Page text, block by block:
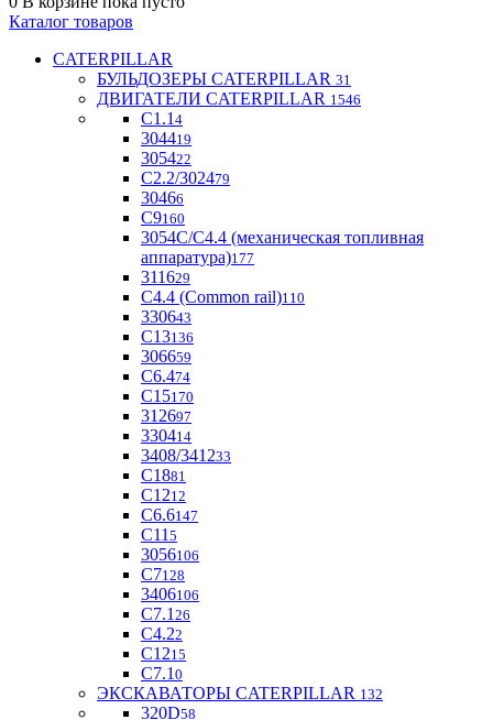
Каталог товаров
CATERPILLAR
БУЛЬДОЗЕРЫ CATERPILLAR 31
ДВИГАТЕЛИ CATERPILLAR 1546
C1.1 4
304419
305422
С2.2/302479
30466
С9160
3054С/С4.4 (механическая топливная
аппаратура)177
311629
С4.4 (Common rail)110
330643
С13136
306659
С6.474
С15170
312697
330414
3408/341233
С1881
C1212
С6.6147
C11 5
3056106
С7128
3406106
C7.1 26
C4.22
С1215
С7.1 0
ЭКСКАВАТОРЫ CATERPILLAR 132
320D58